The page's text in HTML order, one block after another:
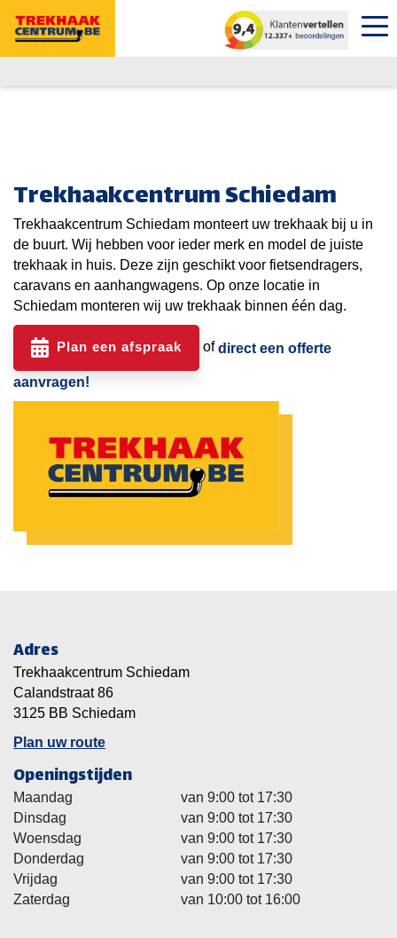
Trekhaakcentrum Schiedam
Trekhaakcentrum Schiedam monteert uw trekhaak bij u in
de buurt. Wij hebben voor ieder merk en model de juiste
trekhaak in huis. Deze zijn geschikt voor fietsendragers,
caravans en aanhangwagens. Op onze locatie in
Schiedam monteren wij uw trekhaak binnen één dag.
Plan een afspraak ofdirect een offerte
aanvragen!
Adres
Trekhaakcentrum Schiedam
Calandstraat 86
3125 BB Schiedam
Plan uw route
Openingstijden
Maandag
van 9:00 tot 17:30
Dinsdag
van 9:00 tot 17:30
Woensdag
van 9:00 tot 17:30
Donderdag
van 9:00 tot 17:30
Vrijdag
van 9:00 tot 17:30
Zaterdag
van 10:00 tot 16:00